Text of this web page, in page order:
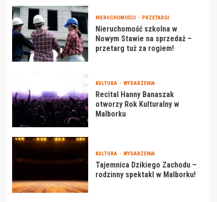
NIERUCHOMOŚCI PRZETARGI
Nieruchomość szkolna w
Nowym Stawie na sprzedaż –
przetarg tuż za rogiem!
KULTURA WYDARZENIA
Recital Hanny Banaszak
otworzy Rok Kulturalny w
Malborku
KULTURA WYDARZENIA
Tajemnica Dzikiego Zachodu –
rodzinny spektakl w Malborku!